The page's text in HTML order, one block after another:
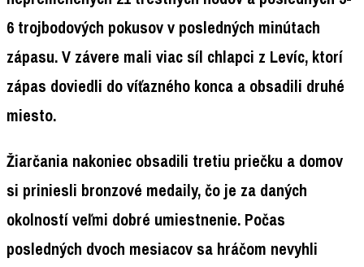
6 trojbodových pokusov v posledných minútach
zápasu. V závere mali viac síl chlapci z Levíc, ktorí
zápas doviedli do víťazného konca a obsadili druhé
miesto.
Žiarčania nakoniec obsadili tretiu priečku a domov
si priniesli bronzové medaily, čo je za daných
okolností veľmi dobré umiestnenie. Počas
posledných dvoch mesiacov sa hráčom nevyhli